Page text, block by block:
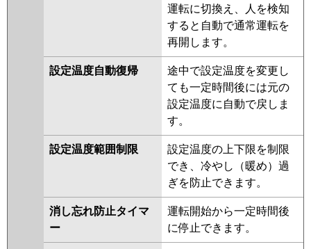
PA-P112U7KDNBX PA-
P112U7HDNBX PA-P112U7KDB
PA-P112U7KDNB PA-
P112U7HDNB PA-P112U7HDB
PA-P112U7KD PA-P112U7KDN
PA-P112U7HD
PA-P112U7HDN
PA-P112U6KDB PA-P112U6KDNB
PA-P112U6CDB
PA-P112U6HDB PA-P112U6HDNB
PA-P112U6KD
PA-P112U6KDN
PA-P112U6HD PA-P112U6HDN
運転に切換え、人を検知
すると自動で通常運転を
再開します。
設定温度自動復帰
途中で設定温度を変更し
ても一定時間後には元の
設定温度に自動で戻しま
す。
設定温度範囲制限
設定温度の上下限を制限
でき、冷やし（暖め）過
ぎを防止できます。
消し忘れ防止タイマ
ー
運転開始から一定時間後
に停止できます。